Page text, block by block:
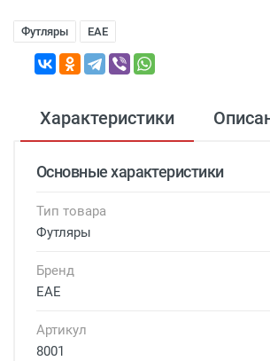
Футляры EAE
Характеристики
Основные характеристики
Тип товара
Футляры
Бренд
EAE
Артикул
8001